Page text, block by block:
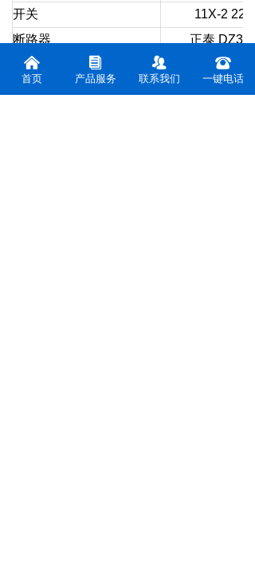
开关
11X-2
断路器
正泰
接线端
45A 25A
낀
首页
뀴
产品服务
뀡
联系我们
뀰
一键电话